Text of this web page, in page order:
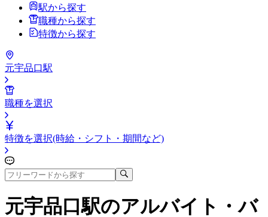
駅から探す
職種から探す
特徴から探す
元宇品口駅
職種を選択
特徴を選択(時給・シフト・期間など)
元宇品口駅のアルバイト・バ